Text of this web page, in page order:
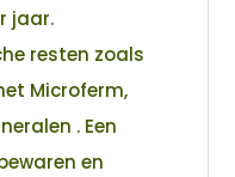
jaar.
resten zoals
Microferm,
. Een
en